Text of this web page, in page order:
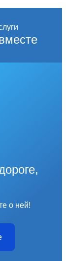
о ней!